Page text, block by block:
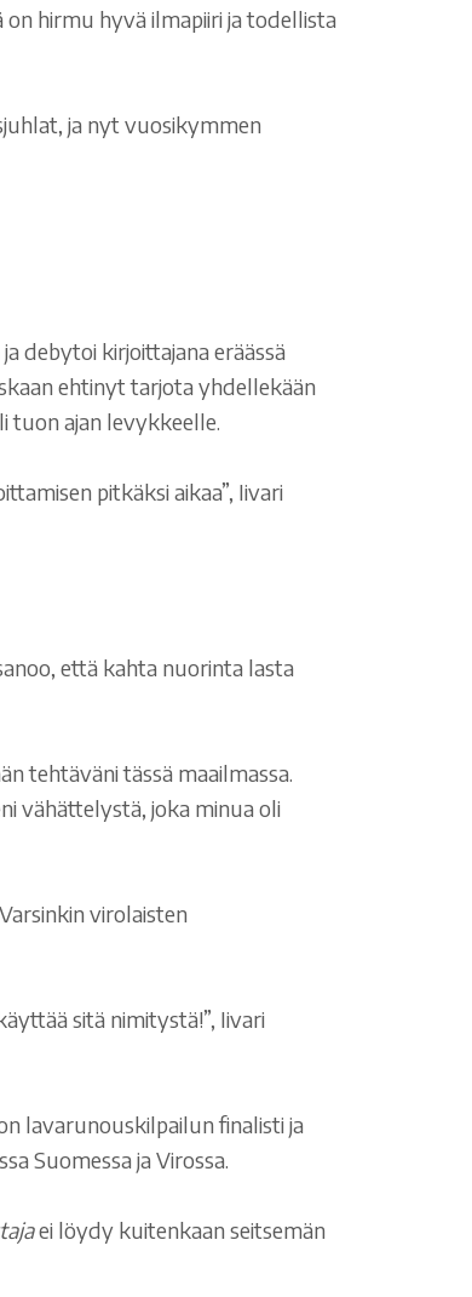
hirmu hyvä ilmapiiri ja todellista
ja nyt vuosikymmen
debytoi kirjoittajana eräässä
ehtinyt tarjota yhdellekään
tuon ajan levykkeelle.
pitkäksi aikaa”, Iivari
että kahta nuorinta lasta
tehtäväni tässä maailmassa.
vähättelystä, joka minua oli
virolaisten
sitä nimitystä!”, Iivari
lavarunouskilpailun finalisti ja
Suomessa ja Virossa.
ei löydy kuitenkaan seitsemän